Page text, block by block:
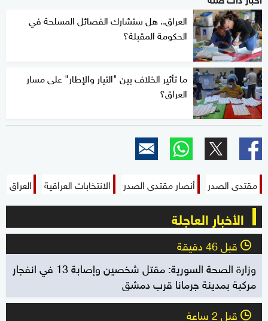
العراق.. هل ستشارك الفصائل المسلحة في
الحكومة المقبلة؟
ما تأثير الخلاف بين "التيار والإطار" على مسار
العراق؟
مقتدى الصدر أنصار مقتدى الصدر الانتخابات العراقية العراق
الأخبار العاجلة
l قبل 46 دقيقة
وزارة الصحة السورية: مقتل شخصين وإصابة 13 في انفجار
مركبة بمدينة جرمانا قرب دمشق
l قبل 2 ساعة